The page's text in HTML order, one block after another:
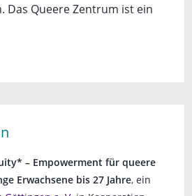
Das Queere Zentrum ist ein
– Empowerment für queere
Erwachsene bis 27 Jahre, ein